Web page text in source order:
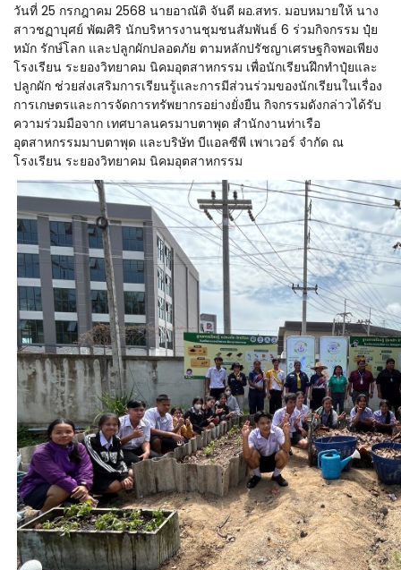
วันที่ 25 กรกฎาคม 2568 นายอาณัติ จันดี ผอ.สทร. มอบหมายให้ นาง
สาวชฏาบุศย์ พัฒศิริ นักบริหารงานชุมชนสัมพันธ์ 6 ร่วมกิจกรรม ปุ๋ย
หมัก รักษ์โลก และปลูกผักปลอดภัย ตามหลักปรัชญาเศรษฐกิจพอเพียง
โรงเรียน ระยองวิทยาคม นิคมอุตสาหกรรม เพื่อนักเรียนฝึกทำปุ๋ยและ
ปลูกผัก ช่วยส่งเสริมการเรียนรู้และการมีส่วนร่วมของนักเรียนในเรื่อง
การเกษตรและการจัดการทรัพยากรอย่างยั่งยืน กิจกรรมดังกล่าวได้รับ
ความร่วมมือจาก เทศบาลนครมาบตาพุด สำนักงานท่าเรือ
อุตสาหกรรมมาบตาพุด และบริษัท บีแอลซีพี เพาเวอร์ จํากัด ณ
โรงเรียน ระยองวิทยาคม นิคมอุตสาหกรรม